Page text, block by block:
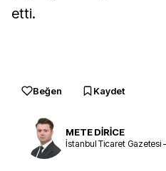
etti.
Beğen Kaydet
METE DİRİCE
İstanbul Ticaret Gazetesi